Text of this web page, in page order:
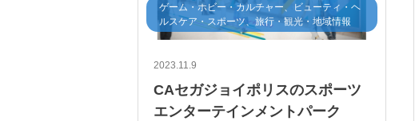
ゲーム・ホビー・カルチャー、ビューティ・ヘ
ルスケア・スポーツ、旅行・観光・地域情報
2023.11.9
CAセガジョイポリスのスポーツ
エンターテインメントパーク